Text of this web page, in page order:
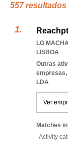
557
LG
LISBOA
Outras
empresas,
LDA
Ver
Matches
Activity